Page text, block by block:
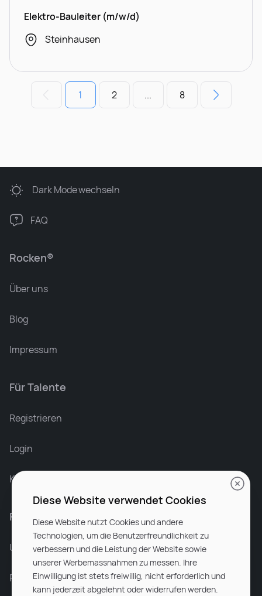
Elektro-Bauleiter (m/w/d)
Steinhausen
1 2 ... 8
Rocken®
Über uns
Blog
Impressum
Für Talente
Registrieren
Login
Karriere bei Rocken
Für Unternehmen
Unsere Dienstleistungen
Partnerunternehmen
Dark Modewechseln
FAQ
Diese Website verwendet Cookies
Diese Website nutzt Cookies und andere
Technologien, um die Benutzerfreundlichkeit zu
verbessern und die Leistung der Website sowie
unserer Werbemassnahmen zu messen. Ihre
Einwilligung ist stets freiwillig, nicht erforderlich und
kann jederzeit abgelehnt oder widerrufen werden.